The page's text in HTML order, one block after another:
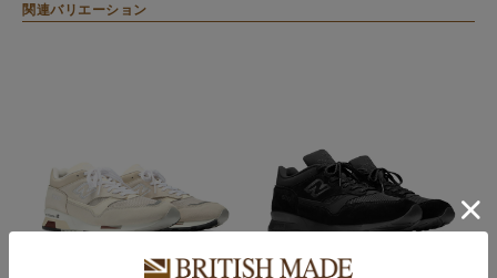
関連バリエーション